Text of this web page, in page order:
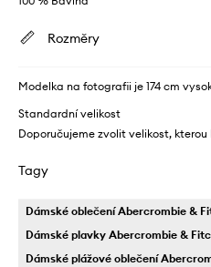
Rozměry
Modelka na fotografii je 174 cm
Standardní velikost
Doporučujeme zvolit velikost, kterou
Tagy
Dámské oblečení Abercrombie &
Dámské plavky Abercrombie &
Dámské plážové oblečení